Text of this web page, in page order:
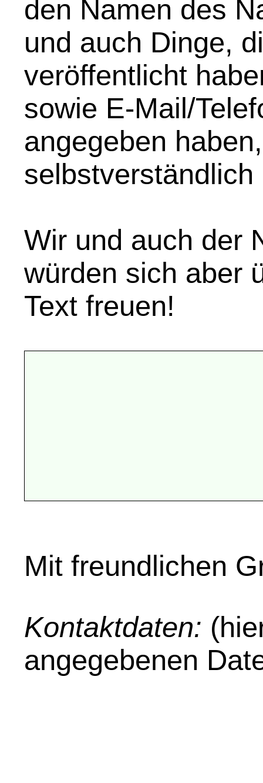
den Namen des
und auch Dinge,
veröffentlicht
sowie E-Mail/
angegeben
Wir und auch der
würden sich aber
Text freuen!
Mit freundlichen
Kontaktdaten:
angegebenen